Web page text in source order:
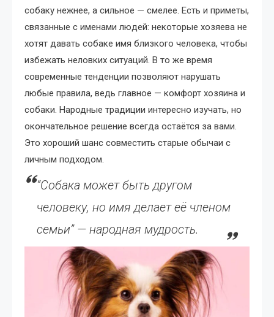
собаку нежнее, а сильное — смелее. Есть и приметы,
связанные с именами людей: некоторые хозяева не
хотят давать собаке имя близкого человека, чтобы
избежать неловких ситуаций. В то же время
современные тенденции позволяют нарушать
любые правила, ведь главное — комфорт хозяина и
собаки. Народные традиции интересно изучать, но
окончательное решение всегда остаётся за вами.
Это хороший шанс совместить старые обычаи с
личным подходом.
“Собака может быть другом
человеку, но имя делает её членом
семьи” — народная мудрость.